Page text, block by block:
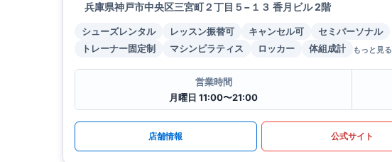
兵庫県神戸市中央区三宮町２丁目５−１３ 香月ビル 2階
シューズレンタル レッスン振替可 キャンセル可
セミパーソナル
トレーナー固定制
マシンピラティス ロッカー 体組成計 もっと見る
営業時間
月曜日 11:00〜21:00
店舗情報 公式サイト